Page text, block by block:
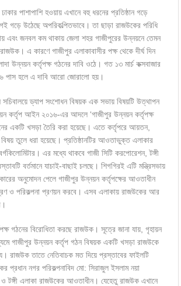
পাশাপাশি হওয়ায় এখানে বহু ধরনের প্রতিষ্ঠান গড়ে
গড়ে উঠেছে অপরিকল্পিতভাবে। তা ছাড়া রাজউকের পরিধি
এবং জনবল কম থাকায় জেলা শহর গাজীপুরের উন্নয়নে তেমন
রাজউক। এ কারণে গাজীপুর এলাকাবাসীর পক্ষ থেকে দীর্ঘ দিন
উন্নয়ন কর্তৃপক্ষ গঠনের দাবি ওঠে। গত ১৩ মার্চ কক্সবাজার
হলে এ দাবি আরো জোরালো হয়।
ড্যাপ সংশোধন বিষয়ক এক সভায় বিষয়টি উত্থাপন
কর্তৃপ আইন ২০১৬-এর আদলে ‘গাজীপুর উন্নয়ন কর্তৃপক্ষ
একটি খসড়া তৈরি করা হয়েছে। এতে কর্তৃপরে আয়তন,
বিষয় তুলে ধরা হয়েছে। প্রতিষ্ঠানটির আওতাভুক্ত এলাকার
এর মধ্যে থাকবে গাজী সিটি করপোরেশন, টঙ্গী
বর্তমানে যাচাই-বাছাই চলছে। শিগগিরই এটি মন্ত্রিসভায়
অনুমোদন পেলে গাজীপুর উন্নয়ন কর্তৃপক্ষের আওতাধীন
ও পরিকল্পনা প্রণয়ন করবে। এসব এলাকায় রাজউকের আর
গঠনের বিরোধিতা করছে রাজউক। সূত্রে জানা যায়, গৃহায়ন
গাজীপুর উন্নয়ন কর্তৃপ গঠন বিষয়ক একটি খসড়া রাজউকে
রাজউক তাতে নেতিবাচক মত দিয়ে প্রস্তাবের ফাইলটি
প্রধান নগর পরিকল্পনাবিদ মো: সিরাজুল ইসলাম নয়া
টঙ্গী এলাকা রাজউকের আওতাধীন। যেহেতু রাজউক এখানে